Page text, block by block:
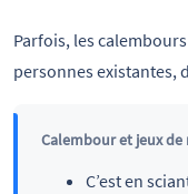
Parfois, les
personnes existantes,
Calembour et jeux de
C’est en